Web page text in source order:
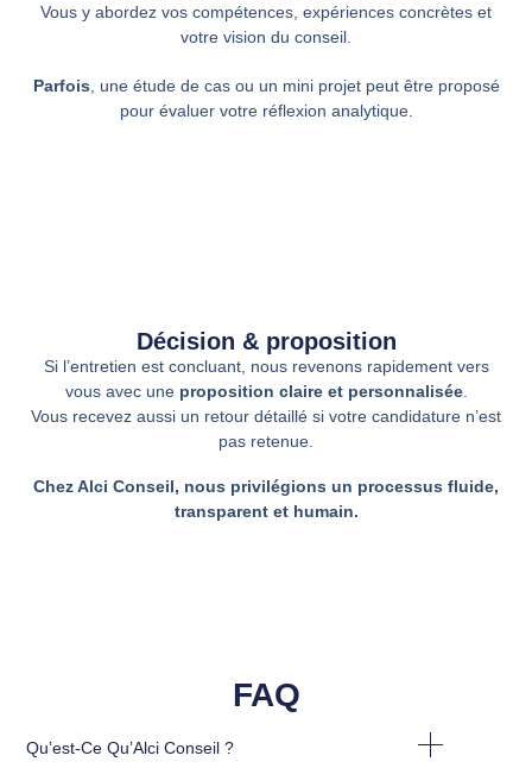
Vous y abordez vos compétences, expériences concrètes et
votre vision du conseil.
Parfois , une étude de cas ou un mini projet peut être proposé
pour évaluer votre réflexion analytique.
Décision & proposition
Si l’entretien est concluant, nous revenons rapidement vers
vous avec une proposition claire et personnalisée.
Vous recevez aussi un retour détaillé si votre candidature n’est
pas retenue.
Chez Alci Conseil, nous privilégions un processus fluide,
transparent et humain.
FAQ
Qu’est-Ce Qu’Alci Conseil ?